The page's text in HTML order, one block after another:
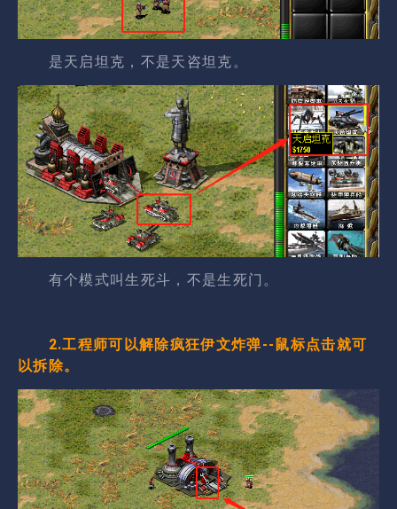
是天启坦克，不是天咨坦克。
有个模式叫生死斗，不是生死门。
2.工程师可以解除疯狂伊文炸弹--鼠标点击就可
以拆除。